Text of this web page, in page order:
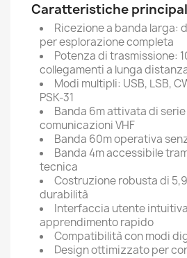
Caratteristiche
Ricezione a banda larga:
per esplorazione completa
Potenza di trasmissione:
collegamenti a lunga
Modi multipli: USB, LSB,
PSK-31
Banda 6m attivata di
comunicazioni VHF
Banda 60m operativa
Banda 4m accessibile
tecnica
Costruzione robusta di
durabilità
Interfaccia utente
apprendimento rapido
Compatibilità con modi
Design ottimizzato per